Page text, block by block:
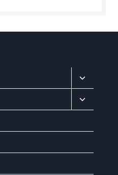
Alternar
menú
hijo
Alternar
menú